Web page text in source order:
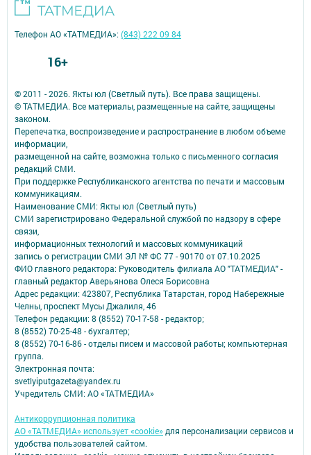
© 2011 - 2026. Якты юл (Светлый путь). Все права защищены.
© ТАТМЕДИА. Все материалы, размещенные на сайте, защищены
законом.
Перепечатка, воспроизведение и распространение в любом объеме
информации,
размещенной на сайте, возможна только с письменного согласия
редакций СМИ.
При поддержке Республиканского агентства по печати и массовым
коммуникациям.
Наименование СМИ: Якты юл (Светлый путь)
СМИ зарегистрировано Федеральной службой по надзору в сфере
связи,
информационных технологий и массовых коммуникаций
запись о регистрации СМИ ЭЛ № ФС 77 - 90170 от 07.10.2025
ФИО главного редактора: Руководитель филиала АО "ТАТМЕДИА" -
главный редактор Аверьянова Олеся Борисовна
Адрес редакции: 423807, Республика Татарстан, город Набережные
Челны, проспект Мусы Джалиля, 46
Телефон редакции: 8 (8552) 70-17-58 - редактор;
8 (8552) 70-25-48 - бухгалтер;
8 (8552) 70-16-86 - отделы писем и массовой работы; компьютерная
группа.
Электронная почта:
svetlyiputgazeta@yandex.ru
Учредитель СМИ: АО «ТАТМЕДИА»
Антикоррупционная политика
АО «ТАТМЕДИА» использует «cookie» для персонализации сервисов и
удобства пользователей сайтом.
Телефон АО «ТАТМЕДИА»:(843) 222 09 84
16+